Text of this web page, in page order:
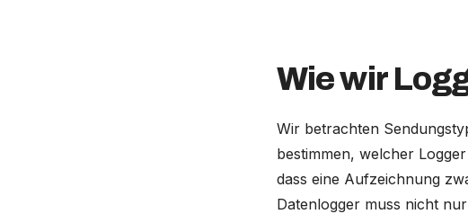
Wie wir
Wir betrachten
bestimmen, welcher
dass eine Aufzeichnung
Datenlogger muss nicht